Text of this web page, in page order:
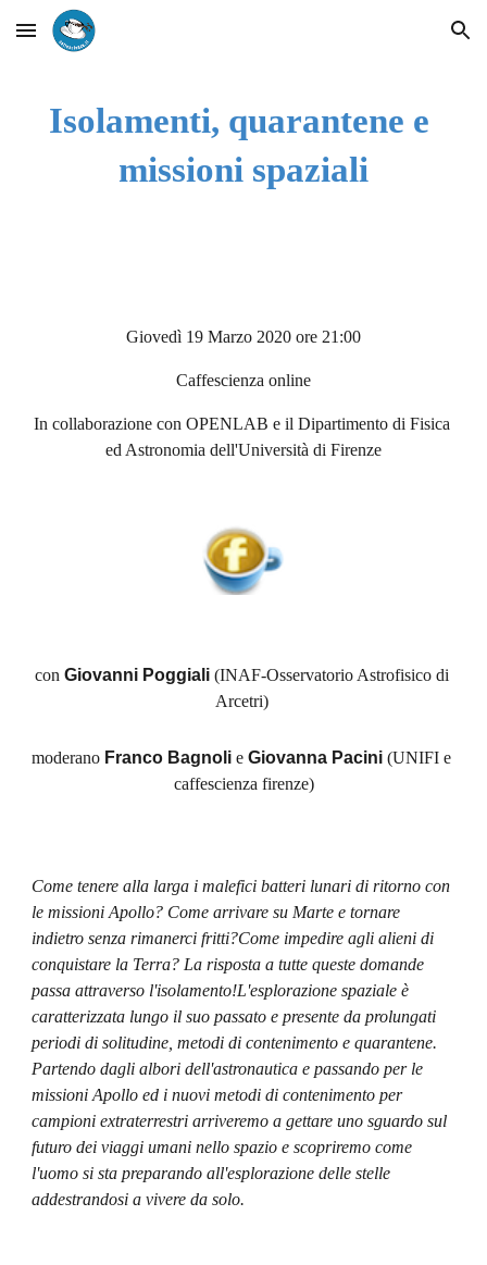
Skip to main content Skip to navigation
Isolamenti, quarantene e
missioni spaziali
Giovedì 19 Marzo 2020 ore 21:00
Caffescienza online
In collaborazione con OPENLAB e il Dipartimento di Fisica
ed Astronomia dell'Università di Firenze
con Giovanni Poggiali (INAF-Osservatorio Astrofisico di
Arcetri)
moderano Franco Bagnoli e Giovanna Pacini (UNIFI e
caffescienza firenze)
Come tenere alla larga i malefici batteri lunari di ritorno con
le missioni Apollo? Come arrivare su Marte e tornare
indietro senza rimanerci fritti?Come impedire agli alieni di
conquistare la Terra? La risposta a tutte queste domande
passa attraverso l'isolamento!L'esplorazione spaziale è
caratterizzata lungo il suo passato e presente da prolungati
periodi di solitudine, metodi di contenimento e quarantene.
Partendo dagli albori dell'astronautica e passando per le
missioni Apollo ed i nuovi metodi di contenimento per
campioni extraterrestri arriveremo a gettare uno sguardo sul
futuro dei viaggi umani nello spazio e scopriremo come
l'uomo si sta preparando all'esplorazione delle stelle
addestrandosi a vivere da solo.